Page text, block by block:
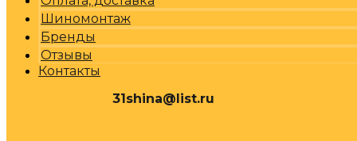
Шиномонтаж
Бренды
Отзывы
Контакты
31shina@list.ru